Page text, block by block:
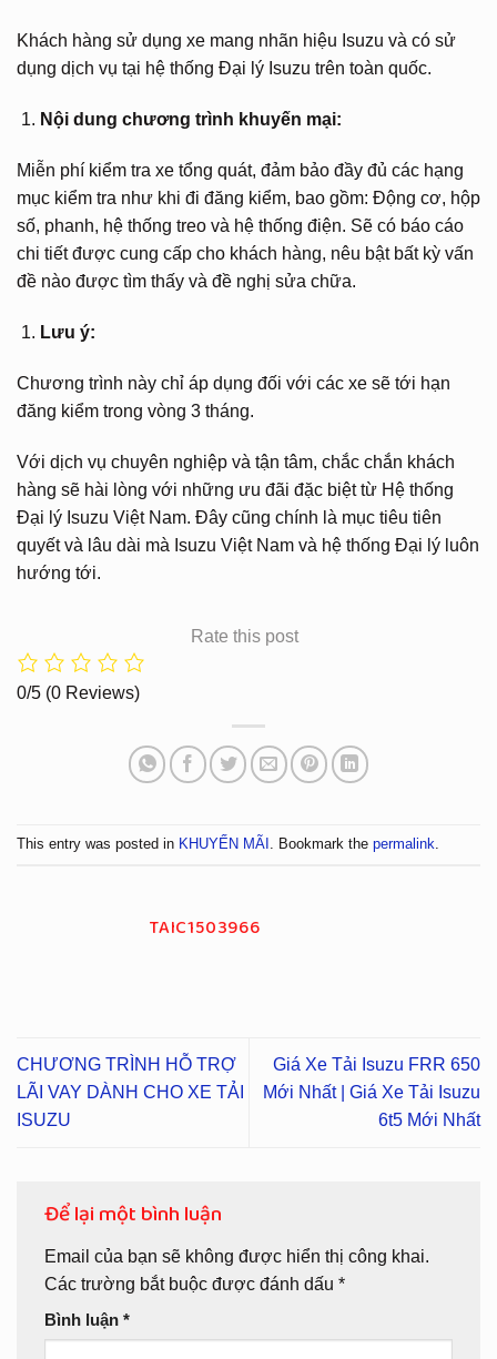
Khách hàng sử dụng xe mang nhãn hiệu Isuzu và có sử
dụng dịch vụ tại hệ thống Đại lý Isuzu trên toàn quốc.
Nội dung chương trình khuyến mại:
Miễn phí kiểm tra xe tổng quát, đảm bảo đầy đủ các hạng
mục kiểm tra như khi đi đăng kiểm, bao gồm: Động cơ, hộp
số, phanh, hệ thống treo và hệ thống điện. Sẽ có báo cáo
chi tiết được cung cấp cho khách hàng, nêu bật bất kỳ vấn
đề nào được tìm thấy và đề nghị sửa chữa.
Lưu ý:
Chương trình này chỉ áp dụng đối với các xe sẽ tới hạn
đăng kiểm trong vòng 3 tháng.
Với dịch vụ chuyên nghiệp và tận tâm, chắc chắn khách
hàng sẽ hài lòng với những ưu đãi đặc biệt từ Hệ thống
Đại lý Isuzu Việt Nam. Đây cũng chính là mục tiêu tiên
quyết và lâu dài mà Isuzu Việt Nam và hệ thống Đại lý luôn
hướng tới.
Rate this post
0/5 (0 Reviews)
This entry was posted in KHUYẾN MÃI . Bookmark the permalink
TAIC1503966
CHƯƠNG TRÌNH HỖ TRỢ
LÃI VAY DÀNH CHO XE TẢI
ISUZU
Giá Xe Tải Isuzu FRR 650
Mới Nhất | Giá Xe Tải Isuzu
6t5 Mới Nhất
Để lại một bình luận
Email của bạn sẽ không được hiển thị công khai.
Các trường bắt buộc được đánh dấu *
Bình luận *